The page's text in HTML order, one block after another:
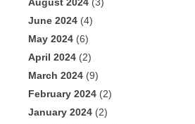
June 2024 (4)
May 2024 (6)
April 2024 (2)
March 2024 (9)
February 2024 (2)
January 2024 (2)